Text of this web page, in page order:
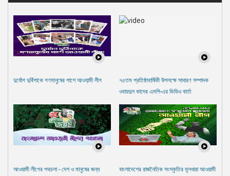
দুর্যোগ দুর্বিপাকে গণমানুষের পাশে আওযা়মী লীগ
৭৫তম প্রতিষ্ঠাবার্ষিকী উপলক্ষে সাধারণ সম্পাদক
ওবায়দুল কাদের এমপি-এর ভিডিও বার্তা
আওয়ামী লীগের পথচলা - দেশ ও মানুষের জন্য
বাংলাদেশের রাজনৈতিক সংস্কৃতির মূলধারা আওয়ামী